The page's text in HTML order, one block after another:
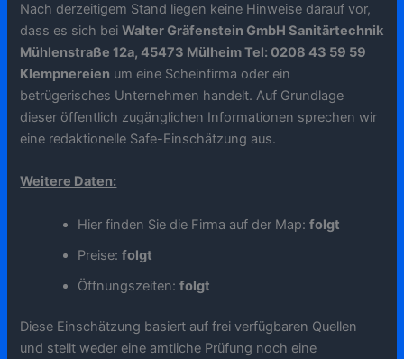
Nach derzeitigem Stand liegen keine Hinweise darauf vor,
dass es sich beiWalter Gräfenstein GmbH Sanitärtechnik
Mühlenstraße 12a, 45473 Mülheim Tel: 0208 43 59 59
Klempnereien um eine Scheinfirma oder ein
betrügerisches Unternehmen handelt. Auf Grundlage
dieser öffentlich zugänglichen Informationen sprechen wir
eine redaktionelle Safe-Einschätzung aus.
Weitere Daten:
Hier finden Sie die Firma auf der Map:folgt
Preise:folgt
Öffnungszeiten:folgt
Diese Einschätzung basiert auf frei verfügbaren Quellen
und stellt weder eine amtliche Prüfung noch eine